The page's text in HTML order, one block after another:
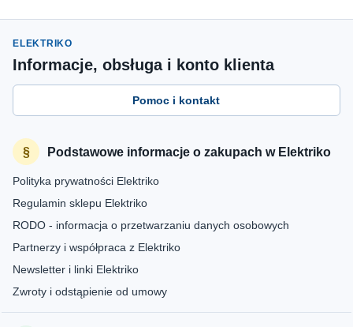
ELEKTRIKO
Informacje, obsługa i konto klienta
Pomoc i kontakt
Podstawowe informacje o zakupach w Elektriko
Polityka prywatności Elektriko
Regulamin sklepu Elektriko
RODO - informacja o przetwarzaniu danych osobowych
Partnerzy i współpraca z Elektriko
Newsletter i linki Elektriko
Zwroty i odstąpienie od umowy